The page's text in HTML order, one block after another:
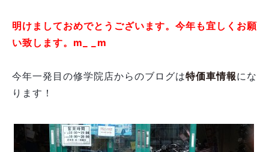
明けましておめでとうございます。今年も宜しくお願
い致します。m_ _m
今年一発目の修学院店からのブログは特価車情報にな
ります！